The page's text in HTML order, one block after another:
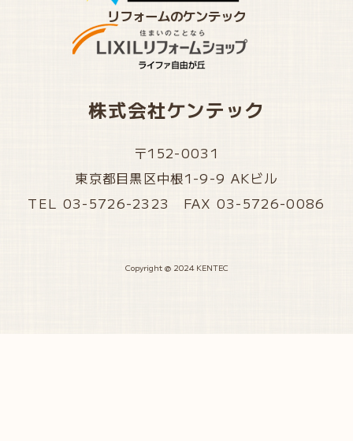
リフォームのケンテック
株式会社ケンテック
〒152-0031
東京都目黒区中根1-9-9 AKビル
TEL 03-5726-2323 FAX 03-5726-0086
Copyright @ 2024 KENTEC